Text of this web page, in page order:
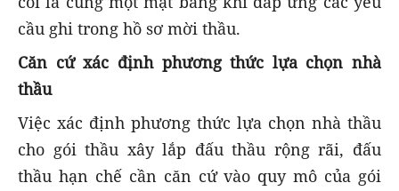
cầu ghi trong hồ sơ mời thầu.
Căn cứ xác định phương thức lựa chọn nhà
thầu
Việc xác định phương thức lựa chọn nhà thầu
cho gói thầu xây lắp đấu thầu rộng rãi, đấu
thầu hạn chế cần căn cứ vào quy mô của gói